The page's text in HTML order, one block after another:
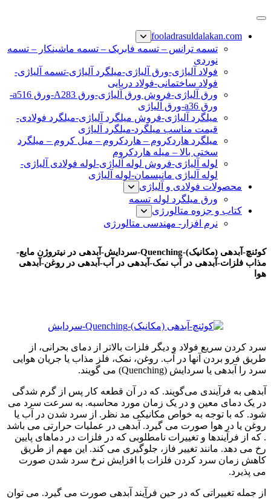
پرش
محتوا
نبشی فولادی-ناودانی فولادی-قیمت ورق-قیمت فولاد
fooladrasuldalakan.com
تسمه ترانس – تسمه فابریک – تسمه ماشینکار – تسمه
نوردی
فولاد آلیاژی-ورق آلیاژی-میلگرد آلیاژی-تسمه آلیاژی-
فولاد ساختمانی-فولاد دریایی
ورق آلیاژی-فروش ورق آلیاژی-ورق A283-ورق a516-
ورق a36-ورق آلیاژی
میلگرد آلیاژی-فروش میلگرد آلیاژی-میلگرد فولادی-
قیمت مناسب میلگرد-میلگرد آلیاژی
میلگرد هاردکروم – هاردکروم – میل کروم – میلگرد
سختی بالا – میله هاردکروم
لوله آلیاژی-فروش لوله آلیاژی-لوله فولادی آلیاژی-
لوله آلیاژی مانیسمان-لوله آلیاژی
محصولات فولادی و آلیاژی
ورق میلگرد لوله تسمه
کتاب و جزوه متالورژی
نرم افزار- مهندسی متالورژی
کوئنچ-آبدهی (مکانیک)-Quenching-سردایش-آبدهی در نیتروژن مایع-
مذاب فلزات-آبدهی در آب نمک-آبدهی در آب-آبدهی در روغن-آبدهی
هوا
سرد کردن سریع فولاد و دیگر فلزات بالاتر از دمای بحرانی، از
طریق فرو بردن آنها در آب. روغن، نمک، فلز مذاب یا جریان هوایی
سرد را آبدهی یا سردایش (Quenching) می گویند.
آبدهی به فرآیندی می‌گویند. که در آن قطعه کار پس از گرم شدگی
در یک دمای معین و در یک زمان مورد محاسبه. به سرعت سرد می
شود. که با توجه به خواص مکانیکی مد نظر. از سرد شدن در آب یا
روغن یا در هوا صورت می گیرد. آبدهی در عملیات حرارتی می باشد
. که از فرآیندها و تغییرات نامطلوبی که در فلزات در دماهای پایین
رخ می دهد. مانند تغییر فاز، جلوگیری می کند. این مهم از طریق
کاهش زمان سرد کردن فلزات با افزایش نرخ سرد شدن صورت
می پذیرد.
از جمله تغییراتی که در حین فرآِیند آبدهی صورت می گیرد. می توان